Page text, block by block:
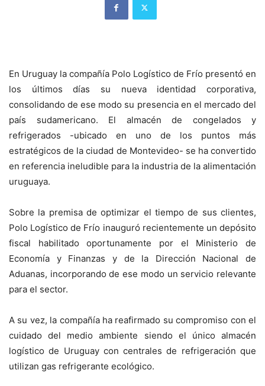
En Uruguay la compañía Polo Logístico de Frío presentó en
los últimos días su nueva identidad corporativa,
consolidando de ese modo su presencia en el mercado del
país sudamericano. El almacén de congelados y
refrigerados -ubicado en uno de los puntos más
estratégicos de la ciudad de Montevideo- se ha convertido
en referencia ineludible para la industria de la alimentación
uruguaya.
Sobre la premisa de optimizar el tiempo de sus clientes,
Polo Logístico de Frío inauguró recientemente un depósito
fiscal habilitado oportunamente por el Ministerio de
Economía y Finanzas y de la Dirección Nacional de
Aduanas, incorporando de ese modo un servicio relevante
para el sector.
A su vez, la compañía ha reafirmado su compromiso con el
cuidado del medio ambiente siendo el único almacén
logístico de Uruguay con centrales de refrigeración que
utilizan gas refrigerante ecológico.